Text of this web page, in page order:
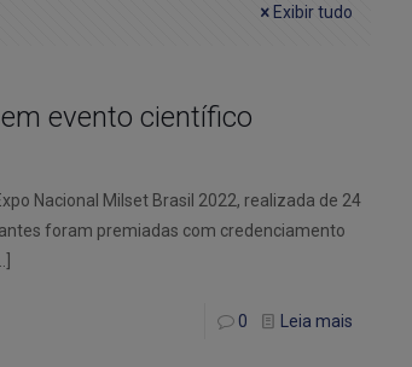
Exibir tudo
evento científico
Nacional Milset Brasil 2022, realizada de 24
foram premiadas com credenciamento
0 Leia mais